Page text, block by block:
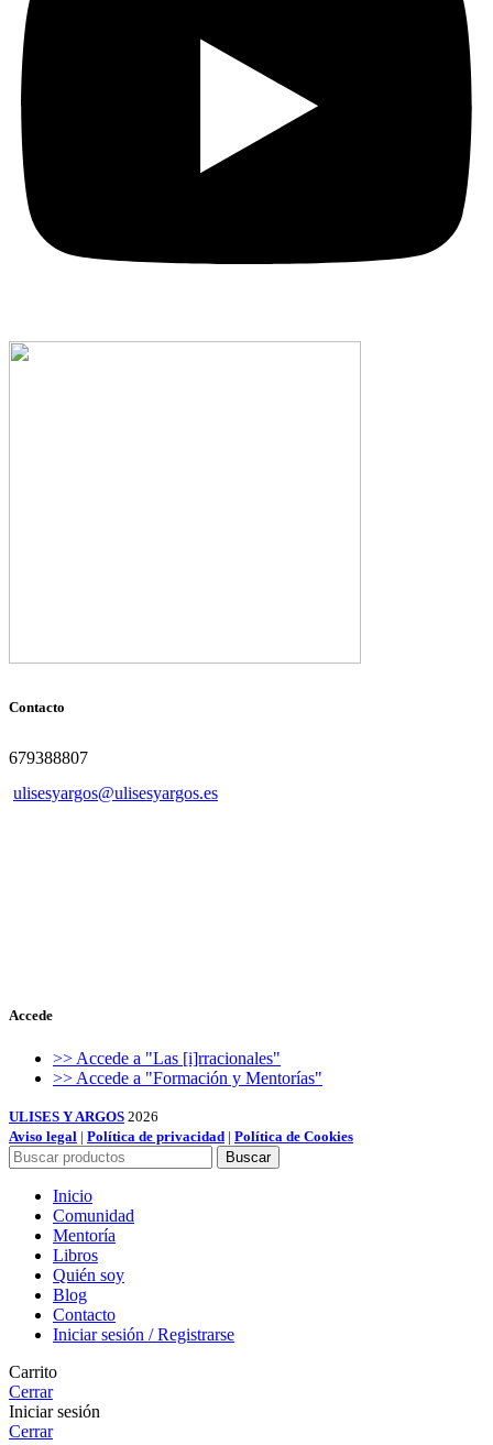
Contacto
679388807
ulisesyargos@ulisesyargos.es
Accede
>> Accede a "Las [i]rracionales"
>> Accede a "Formación y Mentorías"
ULISES Y ARGOS 2026
Aviso legal | Política de privacidad | Política de Cookies
Buscar
Inicio
Comunidad
Mentoría
Libros
Quién soy
Blog
Contacto
Iniciar sesión / Registrarse
Carrito
Cerrar
Iniciar sesión
Cerrar